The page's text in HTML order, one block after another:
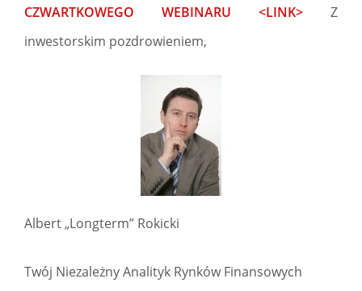
CZWARTKOWEGO WEBINARU <LINK> Z
inwestorskim pozdrowieniem,
Albert „Longterm” Rokicki
Twój Niezależny Analityk Rynków Finansowych